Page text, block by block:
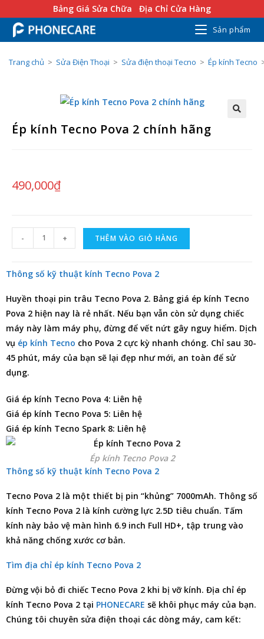
Bảng Giá Sửa Chữa Địa Chỉ Cửa Hàng
Sản phẩm
Trang chủ > Sửa Điện Thoại > Sửa điện thoại Tecno > Ép kính Tecno
Ép kính Tecno Pova 2 chính hãng
490,000₫
- + THÊM VÀO GIỎ HÀNG
Thông số kỹ thuật kính Tecno Pova 2
Huyền thoại pin trâu Tecno Pova 2. Bảng giá ép kính Tecno
Pova 2 hiện nay là rẻ nhất. Nếu bạn vẫn còn sử dụng chiếc
máy này làm máy phụ, đừng để vết nứt gây nguy hiểm. Dịch
vụ ép kính Tecno cho Pova 2 cực kỳ nhanh chóng. Chỉ sau 30-
45 phút, máy của bạn sẽ lại đẹp như mới, an toàn để sử
dụng.
Giá ép kính Tecno Pova 4: Liên hệ
Giá ép kính Tecno Pova 5: Liên hệ
Giá ép kính Tecno Spark 8: Liên hệ
Ép kính Tecno Pova 2
Thông số kỹ thuật kính Tecno Pova 2
Tecno Pova 2 là một thiết bị pin “khủng” 7000mAh. Thông số
kính Tecno Pova 2 là kính cường lực 2.5D tiêu chuẩn. Tấm
kính này bảo vệ màn hình 6.9 inch Full HD+, tập trung vào
khả năng chống xước cơ bản.
Tìm địa chỉ ép kính Tecno Pova 2
Đừng vội bỏ đi chiếc Tecno Pova 2 khi bị vỡ kính. Địa chỉ ép
kính Tecno Pova 2 tại PHONECARE sẽ khôi phục máy của bạn.
Chúng tôi chuyên sửa điện thoại các dòng máy, cam kết: